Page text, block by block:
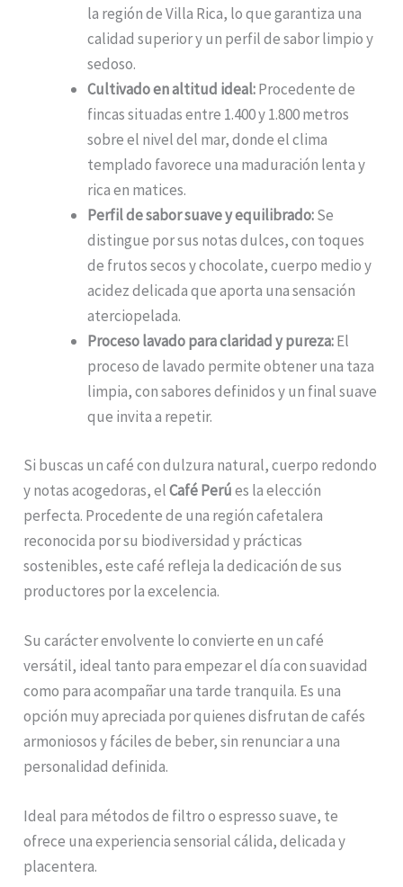
la región de Villa Rica, lo que garantiza una
calidad superior y un perfil de sabor limpio y
sedoso.
Cultivado en altitud ideal:Procedente de
fincas situadas entre 1.400 y 1.800 metros
sobre el nivel del mar, donde el clima
templado favorece una maduración lenta y
rica en matices.
Perfil de sabor suave y equilibrado:Se
distingue por sus notas dulces, con toques
de frutos secos y chocolate, cuerpo medio y
acidez delicada que aporta una sensación
aterciopelada.
Proceso lavado para claridad y pureza:El
proceso de lavado permite obtener una taza
limpia, con sabores definidos y un final suave
que invita a repetir.
Si buscas un café con dulzura natural, cuerpo redondo
y notas acogedoras, elCafé Perúes la elección
perfecta. Procedente de una región cafetalera
reconocida por su biodiversidad y prácticas
sostenibles, este café refleja la dedicación de sus
productores por la excelencia.
Su carácter envolvente lo convierte en un café
versátil, ideal tanto para empezar el día con suavidad
como para acompañar una tarde tranquila. Es una
opción muy apreciada por quienes disfrutan de cafés
armoniosos y fáciles de beber, sin renunciar a una
personalidad definida.
Ideal para métodos de filtro o espresso suave, te
ofrece una experiencia sensorial cálida, delicada y
placentera.